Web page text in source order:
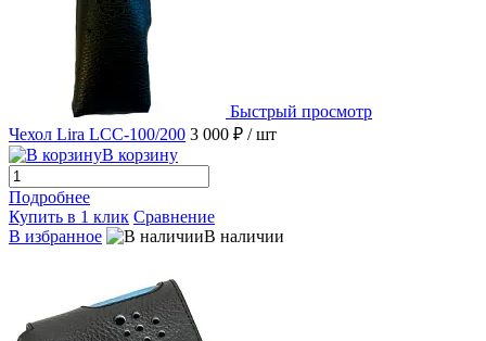
Быстрый просмотр
Чехол Lira LCC-100/200 3 000 ₽ / шт
В корзину
Подробнее
Купить в 1 клик Сравнение
В избранное
В наличии